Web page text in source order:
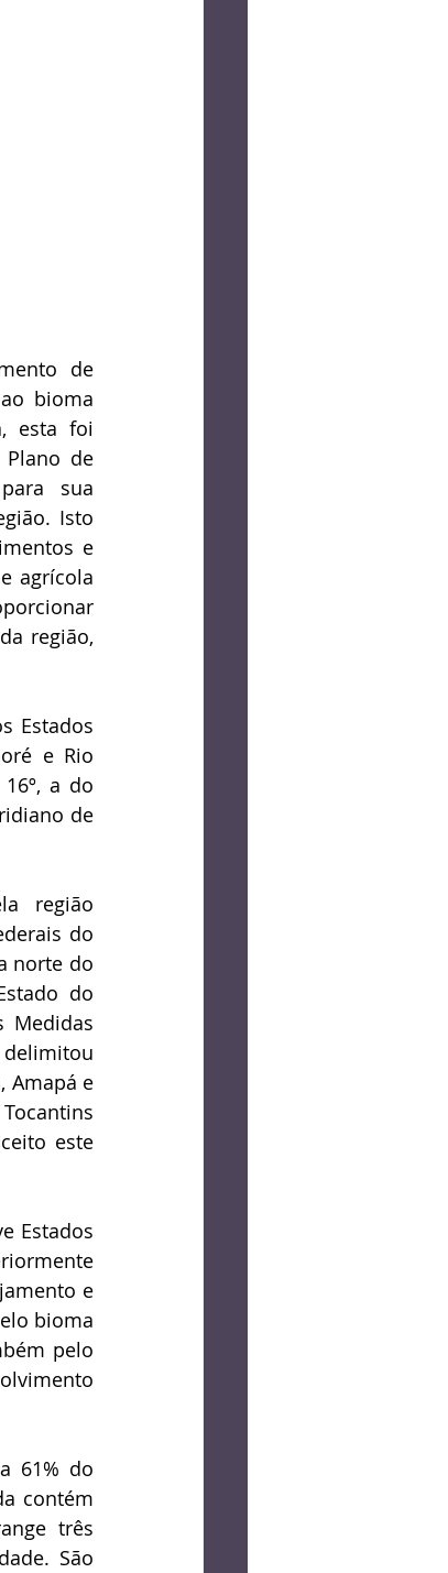
de
bioma
esta foi
de
sua
Isto
e
agrícola
região,
Estados
e Rio
a do
de
região
do
norte do
do
Medidas
delimitou
Amapá e
este
Estados
e
bioma
pelo
61% do
contém
três
São